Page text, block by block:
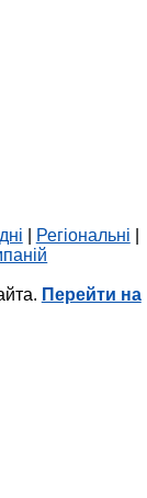
Регіональні
Перейти на